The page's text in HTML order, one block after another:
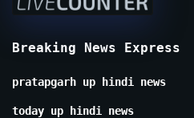
Breaking News Express
pratapgarh up hindi news
today up hindi news